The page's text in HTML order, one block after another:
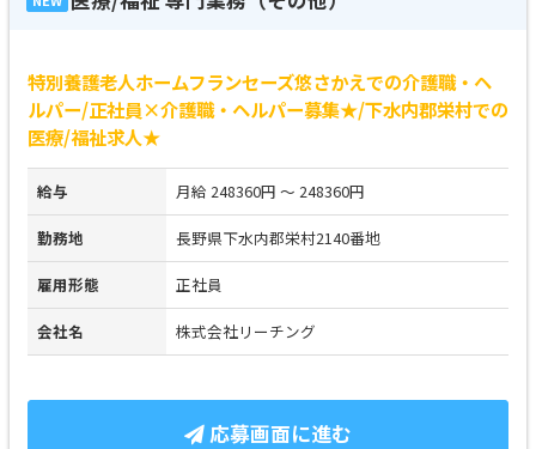
特別養護老人ホームフランセーズ悠さかえでの介護職・ヘ
ルパー/正社員×介護職・ヘルパー募集★/下水内郡栄村での
医療/福祉求人★
給与 月給 248360円 ～ 248360円
勤務地 長野県下水内郡栄村2140番地
雇用形態 正社員
会社名 株式会社リーチング
応募画面に進む